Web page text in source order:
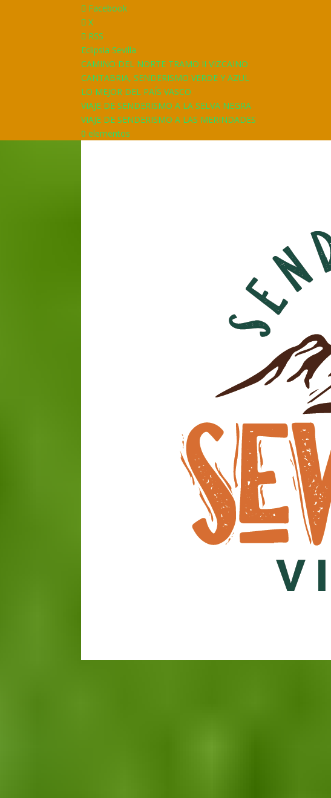
Facebook
X
RSS
Eclipsia Sevilla
CAMINO DEL NORTE TRAMO II VIZCAINO
CANTABRIA, SENDERISMO VERDE Y AZUL
LO MEJOR DEL PAÍS VASCO
VIAJE DE SENDERISMO A LA SELVA NEGRA
VIAJE DE SENDERISMO A LAS MERINDADES
0 elementos